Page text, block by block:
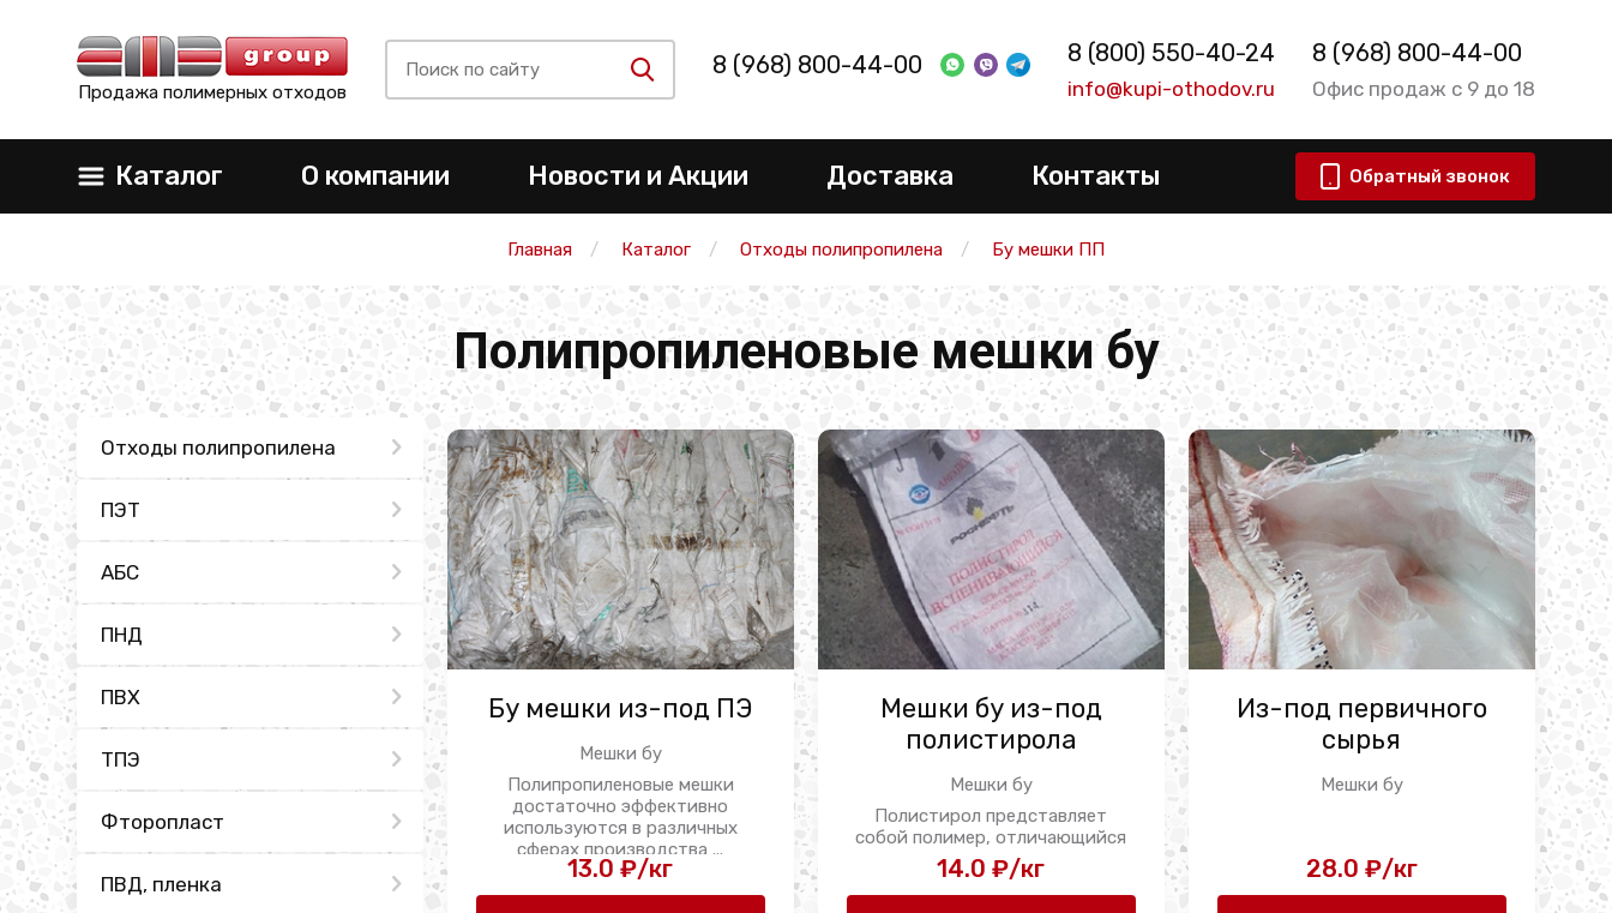
Продажа полимерных отходов
8 (968) 800-44-00 8 (800) 550-40-24
info@kupi-othodov.ru
8 (968) 800-44-00
Офис продаж с 9 до 18
Каталог О компании Новости и Акции Доставка Контакты Обратный звонок
Главная Каталог Отходы полипропилена Бу мешки ПП
Полипропиленовые мешки бу
Отходы полипропилена
ПЭТ
АБС
ПНД
ПВХ
ТПЭ
Фторопласт
ПВД, пленка
Бу мешки из-под ПЭ
Мешки бу
Полипропиленовые мешки
достаточно эффективно
используются в различных
сферах производства ...
13.0 ₽/кг
Мешки бу из-под
полистирола
Мешки бу
Полистирол представляет
собой полимер, отличающийся
легкостью склеивания,
стойкостью к ...
14.0 ₽/кг
Из-под первичного
сырья
Мешки бу
28.0 ₽/кг